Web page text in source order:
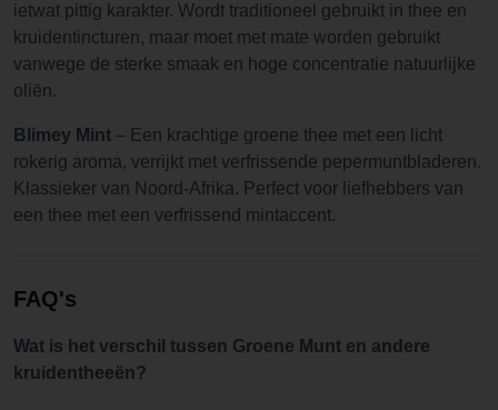
ietwat pittig karakter. Wordt traditioneel gebruikt in thee en
kruidentincturen, maar moet met mate worden gebruikt
vanwege de sterke smaak en hoge concentratie natuurlijke
oliën.
Blimey Mint – Een krachtige groene thee met een licht
rokerig aroma, verrijkt met verfrissende pepermuntbladeren.
Klassieker van Noord-Afrika. Perfect voor liefhebbers van
een thee met een verfrissend mintaccent.
FAQ's
Wat is het verschil tussen Groene Munt en andere
kruidentheeën?